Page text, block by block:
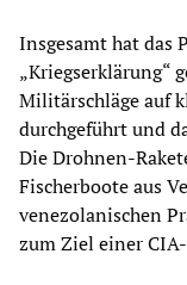
Insgesamt hat das
„Kriegserklärung“
Militärschläge auf
durchgeführt und
Die Drohnen-
Fischerboote aus
venezolanischen
zum Ziel einer